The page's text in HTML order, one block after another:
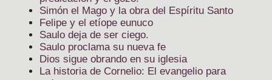
Simón el Mago y la obra del Espíritu Santo
Felipe y el etíope eunuco
Saulo deja de ser ciego.
Saulo proclama su nueva fe
Dios sigue obrando en su iglesia
La historia de Cornelio: El evangelio para